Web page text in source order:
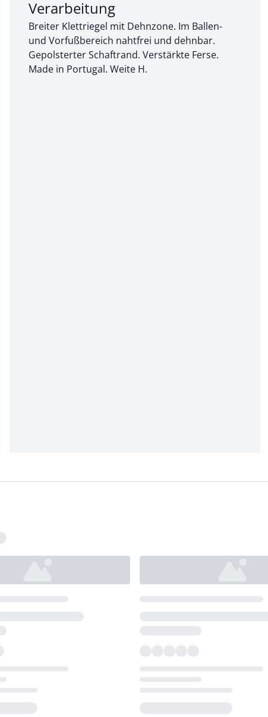
Abschnitt 2 von 3:
Verarbeitung
Breiter Klettriegel mit Dehnzone. Im Ballen-
und Vorfußbereich nahtfrei und dehnbar.
Gepolsterter Schaftrand. Verstärkte Ferse.
Made in Portugal. Weite H.